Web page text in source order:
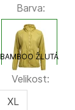
Barva:
BAMBOO ŽLUTÁ
Velikost:
XL